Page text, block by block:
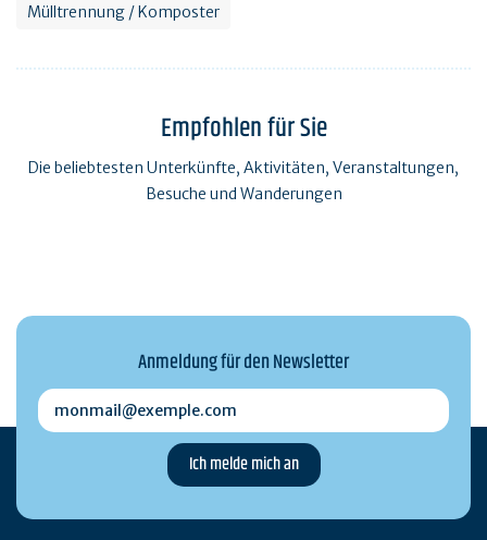
Mülltrennung / Komposter
Empfohlen für Sie
Die beliebtesten Unterkünfte, Aktivitäten, Veranstaltungen,
Besuche und Wanderungen
Anmeldung für den Newsletter
monmail@exemple.com